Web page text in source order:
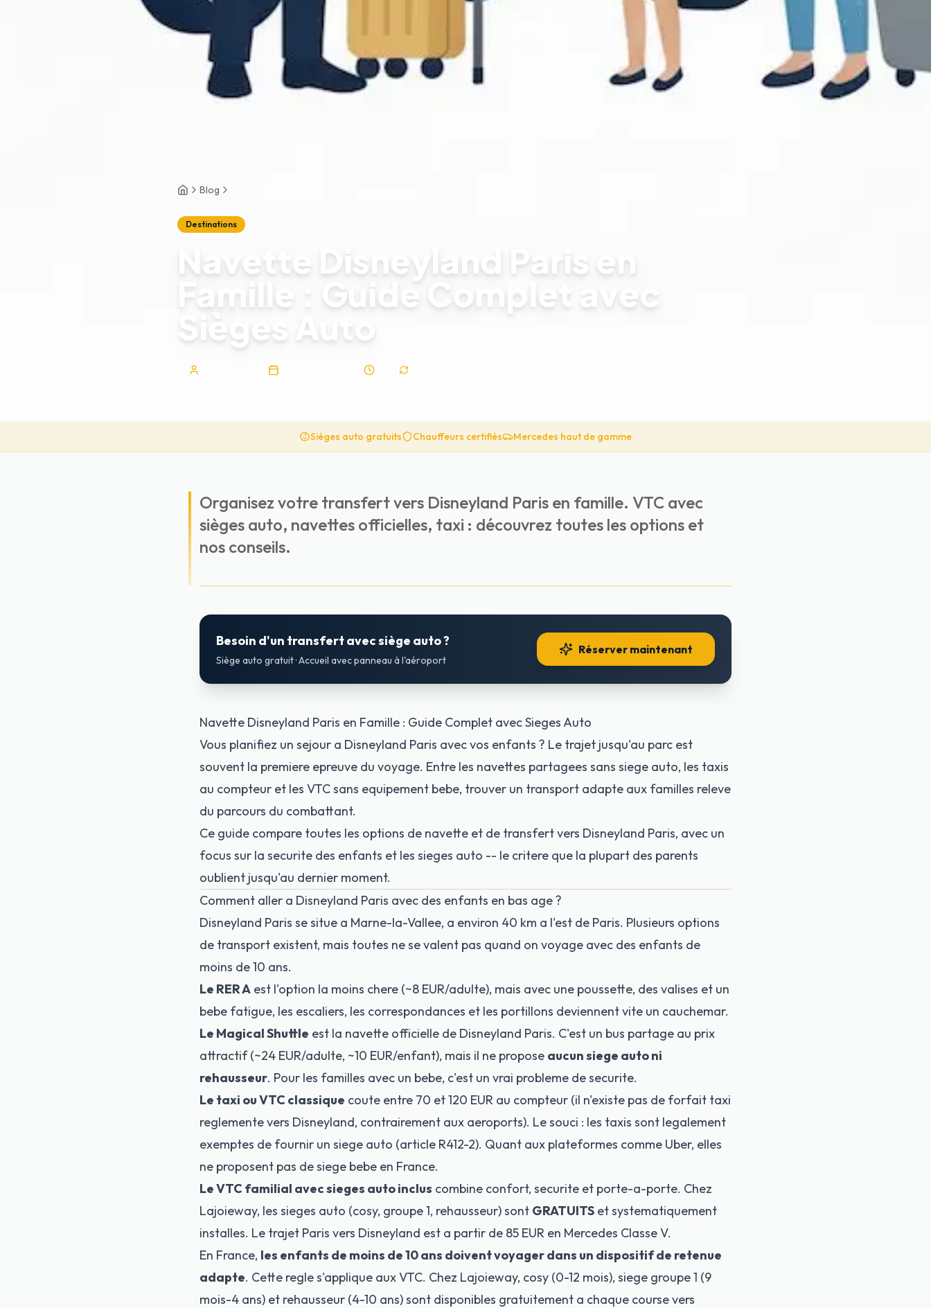
AccueilBlog
Destinations
Navette Disneyland Paris en
Famille : Guide Complet avec
Sièges Auto
Sièges auto gratuits Chauffeurs certifiés Mercedes haut de gamme
Organisez votre transfert vers Disneyland Paris en famille. VTC avec
sièges auto, navettes officielles, taxi : découvrez toutes les options et
nos conseils.
Besoin d'un transfert avec siège auto ?
Siège auto gratuit · Accueil avec panneau à l'aéroport
Réserver maintenant
Navette Disneyland Paris en Famille : Guide Complet avec Sieges Auto
Vous planifiez un sejour a Disneyland Paris avec vos enfants ? Le trajet jusqu'au parc est
souvent la premiere epreuve du voyage. Entre les navettes partagees sans siege auto, les taxis
au compteur et les VTC sans equipement bebe, trouver un transport adapte aux familles releve
du parcours du combattant.
Ce guide compare toutes les options de navette et de transfert vers Disneyland Paris, avec un
focus sur la securite des enfants et les sieges auto -- le critere que la plupart des parents
oublient jusqu'au dernier moment.
Comment aller a Disneyland Paris avec des enfants en bas age ?
Disneyland Paris se situe a Marne-la-Vallee, a environ 40 km a l'est de Paris. Plusieurs options
de transport existent, mais toutes ne se valent pas quand on voyage avec des enfants de
moins de 10 ans.
Le RER A est l'option la moins chere (~8 EUR/adulte), mais avec une poussette, des valises et un
bebe fatigue, les escaliers, les correspondances et les portillons deviennent vite un cauchemar.
Le Magical Shuttle est la navette officielle de Disneyland Paris. C'est un bus partage au prix
attractif (~24 EUR/adulte, ~10 EUR/enfant), mais il ne propose aucun siege auto ni
rehausseur. Pour les familles avec un bebe, c'est un vrai probleme de securite.
Le taxi ou VTC classique coute entre 70 et 120 EUR au compteur (il n'existe pas de forfait taxi
reglemente vers Disneyland, contrairement aux aeroports). Le souci : les taxis sont legalement
exemptes de fournir un siege auto (article R412-2). Quant aux plateformes comme Uber, elles
ne proposent pas de siege bebe en France.
Le VTC familial avec sieges auto inclus combine confort, securite et porte-a-porte. Chez
Lajoieway, les sieges auto (cosy, groupe 1, rehausseur) sont GRATUITS et systematiquement
installes. Le trajet Paris vers Disneyland est a partir de 85 EUR en Mercedes Classe V.
En France, les enfants de moins de 10 ans doivent voyager dans un dispositif de retenue
adapte. Cette regle s'applique aux VTC. Chez Lajoieway, cosy (0-12 mois), siege groupe 1 (9
mois-4 ans) et rehausseur (4-10 ans) sont disponibles gratuitement a chaque course vers